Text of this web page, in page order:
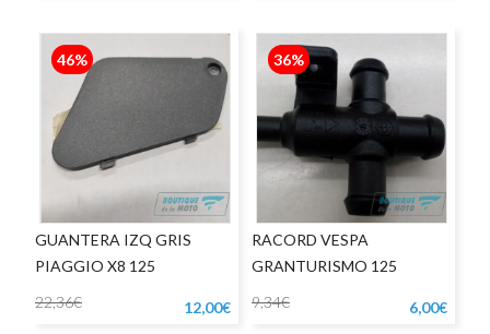
46%
GUANTERA IZQ GRIS
PIAGGIO X8 125
22,36€
12,00€
36%
RACORD VESPA
GRANTURISMO 125
9,34€
6,00€